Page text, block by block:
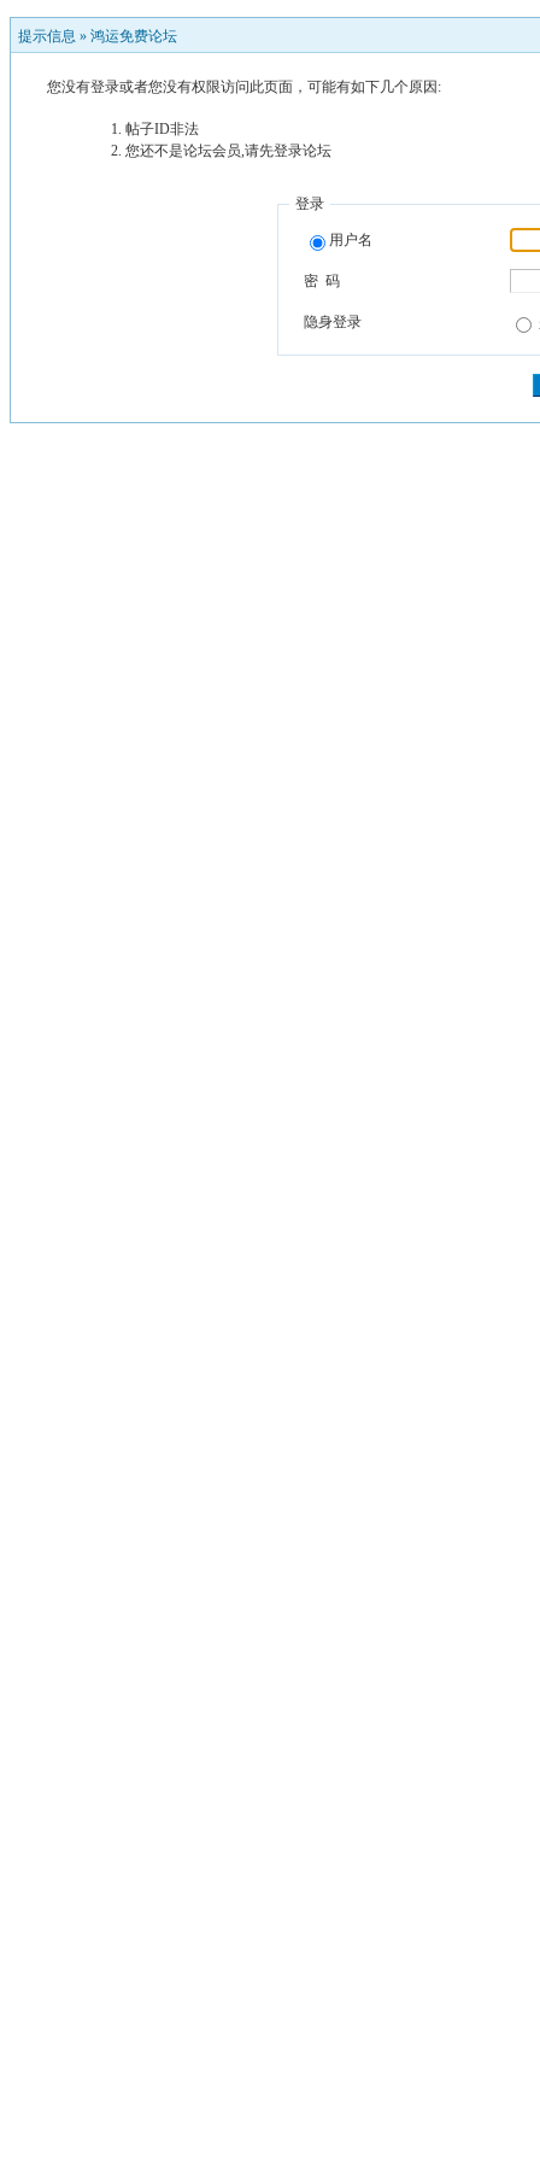
提示信息 » 鸿运免费论坛
您没有登录或者您没有权限访问此页面，可能有如下几个原因:
帖子ID非法
您还不是论坛会员,请先登录论坛
登录
用户名
密 码
隐身登录